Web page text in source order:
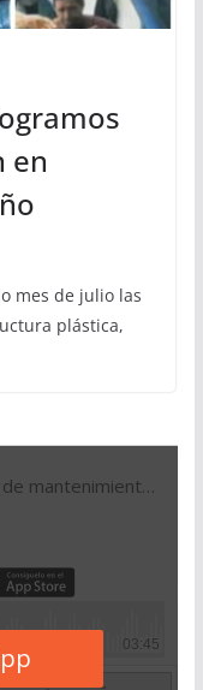
en
mes de julio las
plástica,